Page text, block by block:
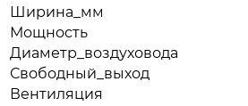
Ширина_мм
Мощность
Диаметр_воздуховода
Свободный_выход
Вентиляция